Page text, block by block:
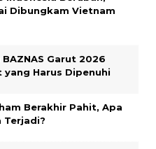
Dibungkam Vietnam
Garut 2026
yang Harus Dipenuhi
Berakhir Pahit, Apa
Terjadi?